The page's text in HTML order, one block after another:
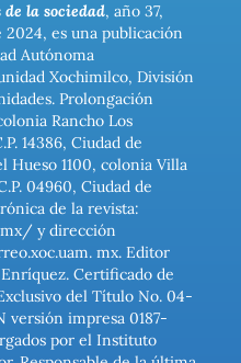
la sociedad, año 37,
es una publicación
Autónoma
Xochimilco, División
Prolongación
Rancho Los
14386, Ciudad de
Hueso 1100, colonia Villa
04960, Ciudad de
de la revista:
y dirección
mx. Editor
Certificado de
del Título No. 04-
versión impresa 0187-
por el Instituto